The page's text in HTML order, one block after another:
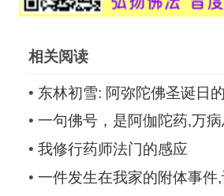
相关阅读
• 东林初雪: 阿弥陀佛圣诞日
• 一句佛号，是阿伽陀药,万
• 我修行药师法门的感应
• 一件发生在我家的附体事件,让